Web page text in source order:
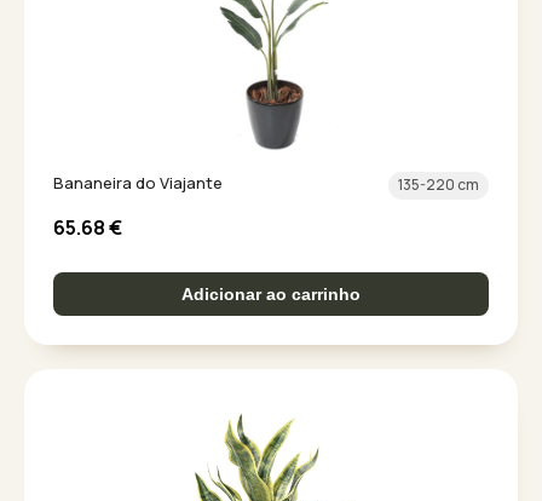
Bananeira do Viajante 135-220 cm
65.68€
Adicionar ao carrinho